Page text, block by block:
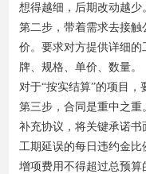
想得越细，后期改动越少
第二步，带着需求去接
价。要求对方提供详细
牌、规格、单价、数量。
对于“按实结算”的项目，
第三步，合同是重中之
补充协议，将关键承诺书
工期延误的每日违约金比
增项费用不得超过总预算